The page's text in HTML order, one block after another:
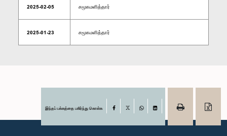
2025-02-05 சமூகமளித்தார்
2025-01-23 சமூகமளித்தார்
இந்தப் பக்கத்தை பகிர்ந்து கொள்க Facebook